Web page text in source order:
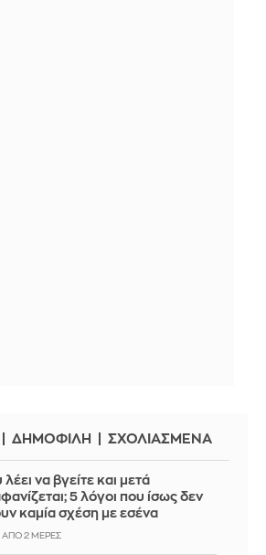
ΔΗΜΟΦΙΛΗ ΣΧΟΛΙΑΣΜΕΝΑ
λέει να βγείτε και μετά
5 λόγοι που ίσως δεν
καμία σχέση με εσένα
ΑΠΌ 2 ΜΈΡΕΣ